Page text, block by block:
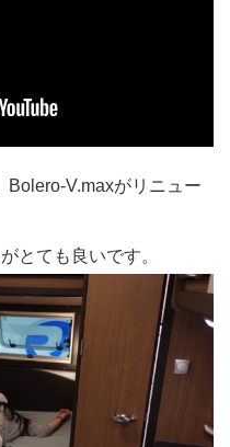
Bolero-V.maxがリニュー
とても良いです。